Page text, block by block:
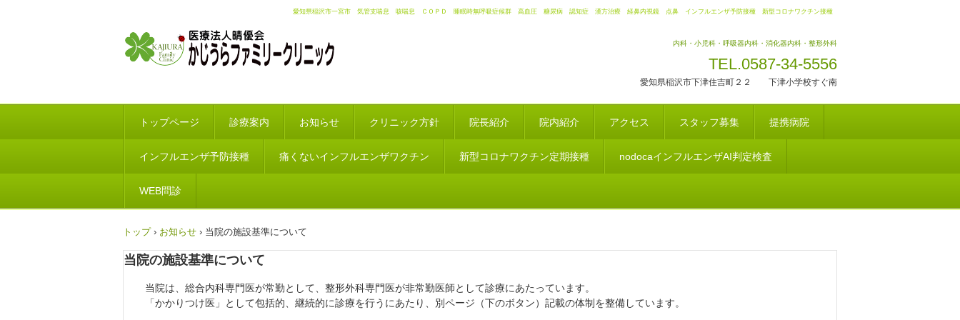
愛知県稲沢市一宮市 気管支喘息 咳喘息 ＣＯＰＤ 睡眠時無呼吸症候群 高血圧 糖尿病 認知症 漢方治療 経鼻内視鏡 点鼻 インフルエンザ予防接種 新型コロナワクチン接種
内科・小児科・呼吸器内科・消化器内科・整形外科
TEL.0587-34-5556
愛知県稲沢市下津住吉町２２ 下津小学校すぐ南
トップページ 診療案内 お知らせ クリニック方針 院長紹介 院内紹介 アクセス スタッフ募集 提携病院
インフルエンザ予防接種 痛くないインフルエンザワクチン 新型コロナワクチン定期接種 nodocaインフルエンザAI判定検査
WEB問診
トップ › お知らせ › 当院の施設基準について
当院の施設基準について
当院は、総合内科専門医が常勤として、整形外科専門医が非常勤医師として診療にあたっています。
「かかりつけ医」として包括的、継続的に診療を行うにあたり、別ページ（下のボタン）記載の体制を整備しています。